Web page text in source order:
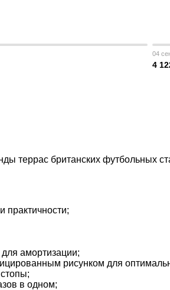
04
4
террас британских футбольных
практичности;
амортизации;
рисунком для
в одном;